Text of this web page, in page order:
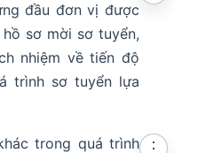
đầu đơn vị được
sơ mời sơ tuyển,
nhiệm về tiến độ
trình sơ tuyển lựa
trong quá trình ⋮